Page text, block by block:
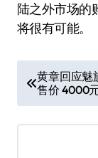
陆之外市场的
将很有可能。
章
导
黄章回应魅
售价 4000